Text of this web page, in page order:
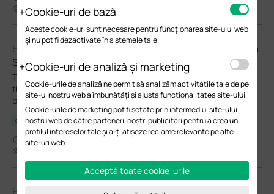
51548
How to Troubleshoot Unstable Internet Issue on Omada
Switch
This article will list a few simple steps on how to do a check on
the switch when the Internet is unstable and try to solve the
problem.
Ghid de depanare
06-24-2026
Cookie-uri de bază
Aceste cookie-uri sunt necesare pentru funcționarea site-ului web
și nu pot fi dezactivate în sistemele tale
Cookie-uri de analiză și marketing
Cookie-urile de analiză ne permit să analizăm activitățile tale de pe
site-ul nostru web a îmbunătăți și ajusta funcționalitatea site-ului.
Cookie-urile de marketing pot fi setate prin intermediul site-ului
nostru web de către partenerii noștri publicitari pentru a crea un
profilul intereselor tale și a-ți afișeze reclame relevante pe alte
site-uri web.
Acceptă toate cookie-urile